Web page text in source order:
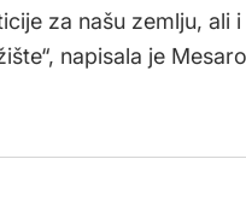
za našu zemlju, ali i
napisala je